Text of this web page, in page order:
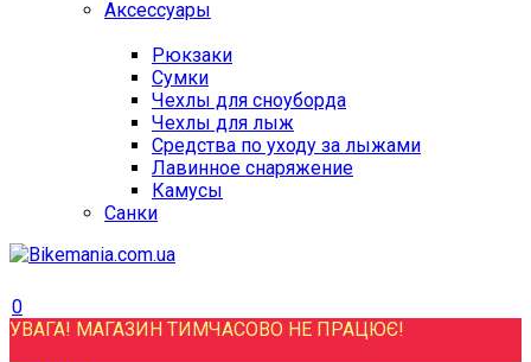
Аксессуары
Рюкзаки
Сумки
Чехлы для сноуборда
Чехлы для лыж
Средства по уходу за лыжами
Лавинное снаряжение
Камусы
Санки
0
УВАГА! МАГАЗИН ТИМЧАСОВО НЕ ПРАЦЮЄ!